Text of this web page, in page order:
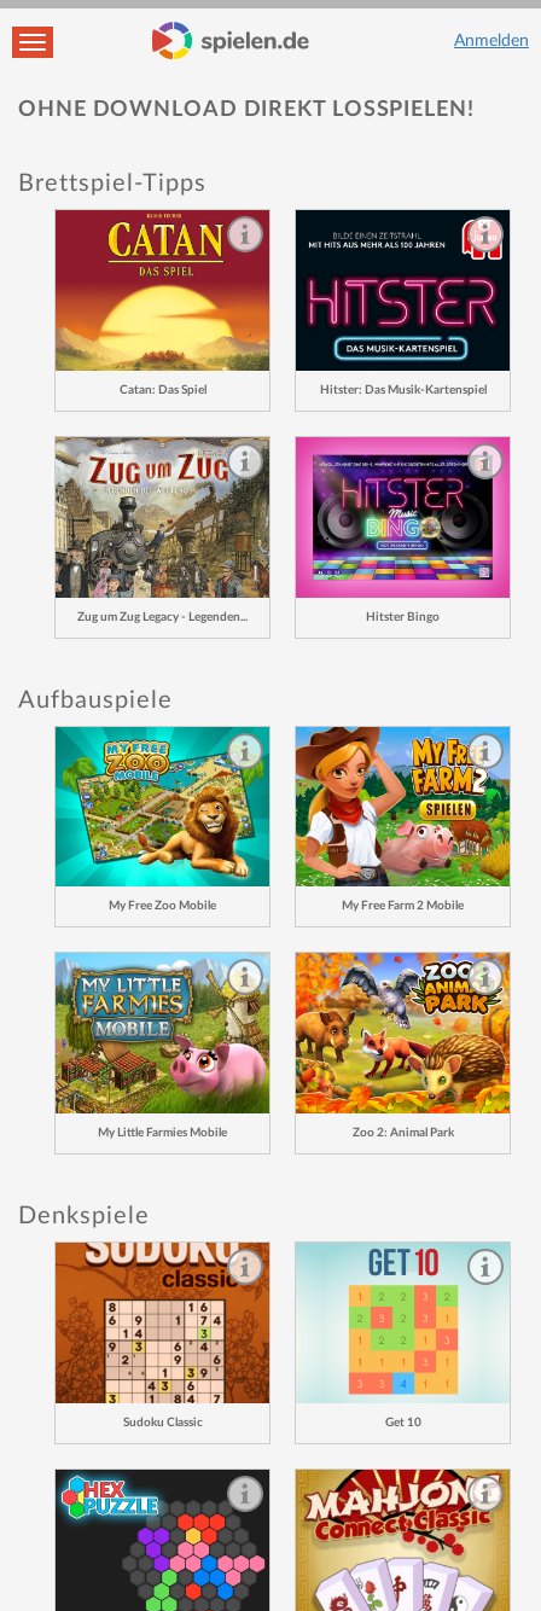
Navigation ein-/ausblenden Anmelden
OHNE DOWNLOAD DIREKT LOSSPIELEN!
Brettspiel-Tipps
Catan: Das Spiel Hitster: Das Musik-Kartenspiel
Zug um Zug Legacy - Legenden... Hitster Bingo
Aufbauspiele
My Free Zoo Mobile My Free Farm 2 Mobile
My Little Farmies Mobile Zoo 2: Animal Park
Denkspiele
Sudoku Classic Get 10